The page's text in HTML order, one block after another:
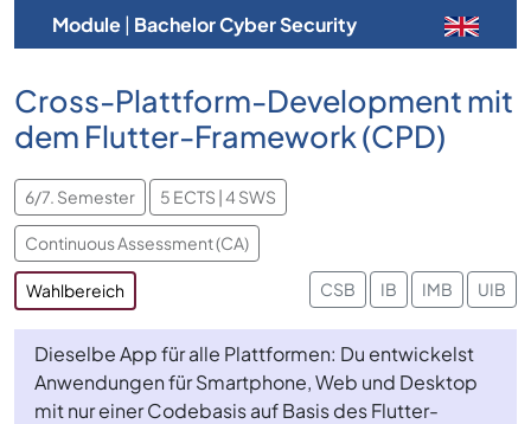
Module| Bachelor Cyber Security
Cross-Plattform-Development mit
dem Flutter-Framework (CPD)
6/7. Semester 5 ECTS | 4 SWS
Continuous Assessment (CA)
Wahlbereich CSB IB IMB UIB
Dieselbe App für alle Plattformen: Du entwickelst
Anwendungen für Smartphone, Web und Desktop
mit nur einer Codebasis auf Basis des Flutter-